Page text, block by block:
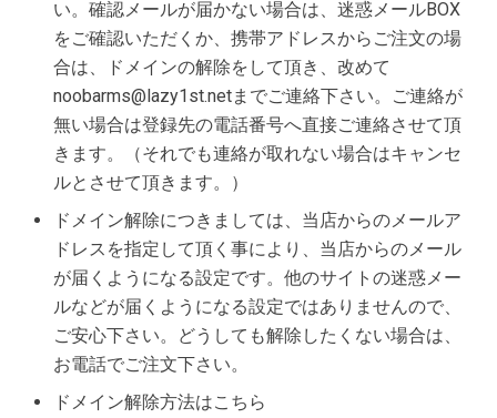
い。確認メールが届かない場合は、迷惑メールBOX
をご確認いただくか、携帯アドレスからご注文の場
合は、ドメインの解除をして頂き、改めて
noobarms@lazy1st.netまでご連絡下さい。ご連絡が
無い場合は登録先の電話番号へ直接ご連絡させて頂
きます。（それでも連絡が取れない場合はキャンセ
ルとさせて頂きます。）
ドメイン解除につきましては、当店からのメールア
ドレスを指定して頂く事により、当店からのメール
が届くようになる設定です。他のサイトの迷惑メー
ルなどが届くようになる設定ではありませんので、
ご安心下さい。どうしても解除したくない場合は、
お電話でご注文下さい。
ドメイン解除方法はこちら